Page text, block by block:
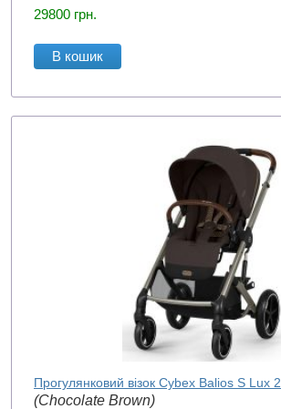
29800 грн.
В кошик
Прогулянковий візок Cybex Balios S Lux 2
(Chocolate Brown)